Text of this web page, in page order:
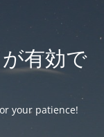
有効で
your patience!